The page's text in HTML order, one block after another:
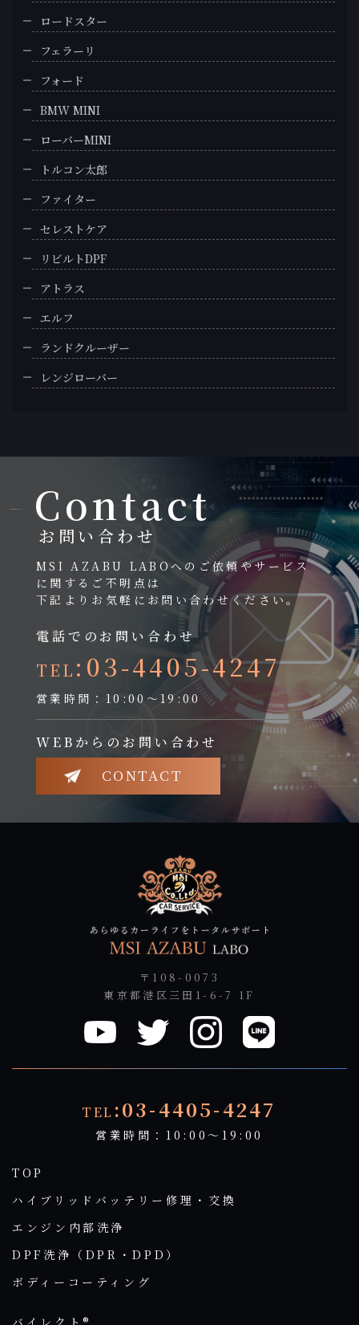
ロードスター
フェラーリ
フォード
BMW MINI
ローバーMINI
トルコン太郎
ファイター
セレストケア
リビルトDPF
アトラス
エルフ
ランドクルーザー
レンジローバー
Contact
お問い合わせ
MSI AZABU LABOへのご依頼やサービス
に関するご不明点は
下記よりお気軽にお問い合わせください。
電話でのお問い合わせ
TEL :03-4405-4247
営業時間：10:00～19:00
WEBからのお問い合わせ
CONTACT
〒108-0073
東京都港区三田1-6-7 1F
TEL :03-4405-4247
営業時間：10:00～19:00
TOP
ハイブリッドバッテリー修理・交換
エンジン内部洗浄
DPF洗浄（DPR・DPD）
ボディーコーティング